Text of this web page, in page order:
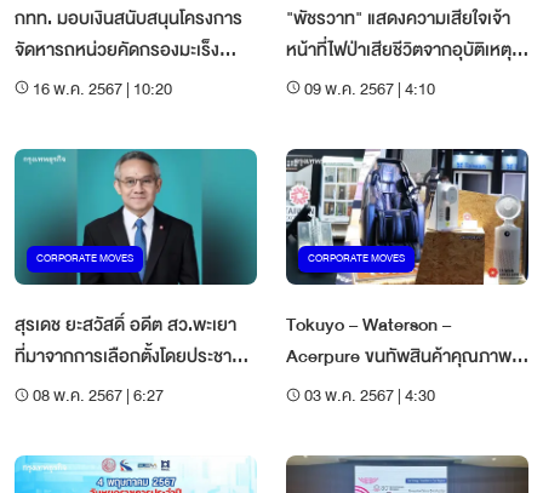
กทท. มอบเงินสนับสนุนโครงการ
จัดหารถหน่วยคัดกรองมะเร็ง
นรีเวช 36 ล้านบาท เพื่อถวายเป็น
พระเจ้าอยู่หัวฯ ในโอกาสเจริญ
พระชนมพรรษาครบ 6 รอบ 28
กรกฎาคม 2567
16 พ.ค. 2567 | 10:20
"พัชรวาท" แสดงความเสียใจเจ้า
หน้าที่ไฟป่าเสียชีวิตจากอุบัติเหตุ
รถพลิกคว่ำ มอบ “กรมป่าไม้" ให้
09 พ.ค. 2567 | 4:10
CORPORATE MOVES
สุรเดช ยะสวัสดิ์ อดีต สว.พะเยา
ที่มาจากการเลือกตั้งโดยประชาชน
ซุ่มฟิต เตรียมลงสมัคร สว.ชุดใหม่
08 พ.ค. 2567 | 6:27
CORPORATE MOVES
Tokuyo – Waterson –
Acerpure ขนทัพสินค้าคุณภาพ
การันตีรางวัล Taiwan
03 พ.ค. 2567 | 4:30